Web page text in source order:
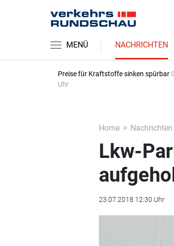
MENÜ NACHRICHTEN
Preise für Kraftstoffe sinken spürbar
Uhr
Home Nachrichten
Lkw-
23.07.2018 12:30 Uhr